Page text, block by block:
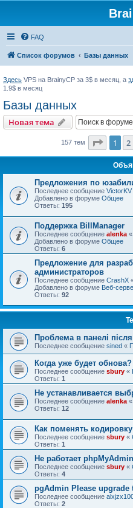
FAQ
Список форумов Базы данных
Здесь VPS на BrainyCP за 3$ в месяц, а
1.9$ в месяц
Базы данных
Новая тема
157 тем 1 2
Предложения по
Последнее сообщение VictorKV
Добавлено в форуме Общее
Ответы: 195
Поддержка BillManager
Последнее сообщение alenka «
Добавлено в форуме Общее
Ответы: 6
Предложение для
администраторов
Последнее сообщение CrashX
Добавлено в форуме Веб-
Ответы: 92
Проблема в панелі
Последнее сообщение sined «
Когда уже будет обнова?
Последнее сообщение sbury «
Ответы: 1
Не устанавливается
Последнее сообщение alenka «
Ответы: 12
Как поменять
Последнее сообщение sbury «
Ответы: 1
Не работает phpMyAdmin
Последнее сообщение sbury «
Ответы: 4
pgAdmin Please upgrade
Последнее сообщение
Ответы: 2